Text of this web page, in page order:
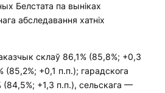
Белстата па выніках
абследавання хатніх
склаў 86,1% (85,8%; +0,3
+0,1 п.п.); гарадскога
(84,5%; +1,3 п.п.), сельскага —